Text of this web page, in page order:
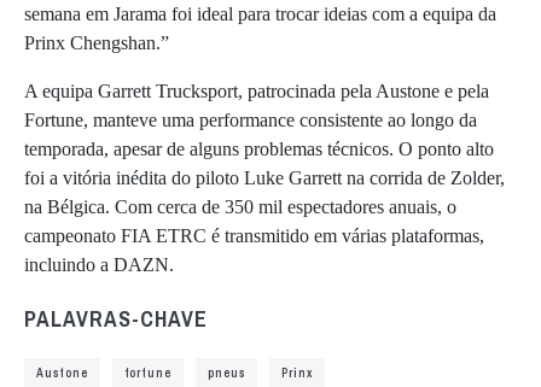
semana em Jarama foi ideal para trocar ideias com a equipa da
Prinx Chengshan.”
A equipa Garrett Trucksport, patrocinada pela Austone e pela
Fortune, manteve uma performance consistente ao longo da
temporada, apesar de alguns problemas técnicos. O ponto alto
foi a vitória inédita do piloto Luke Garrett na corrida de Zolder,
na Bélgica. Com cerca de 350 mil espectadores anuais, o
campeonato FIA ETRC é transmitido em várias plataformas,
incluindo a DAZN.
PALAVRAS-CHAVE
Austone fortune pneus Prinx